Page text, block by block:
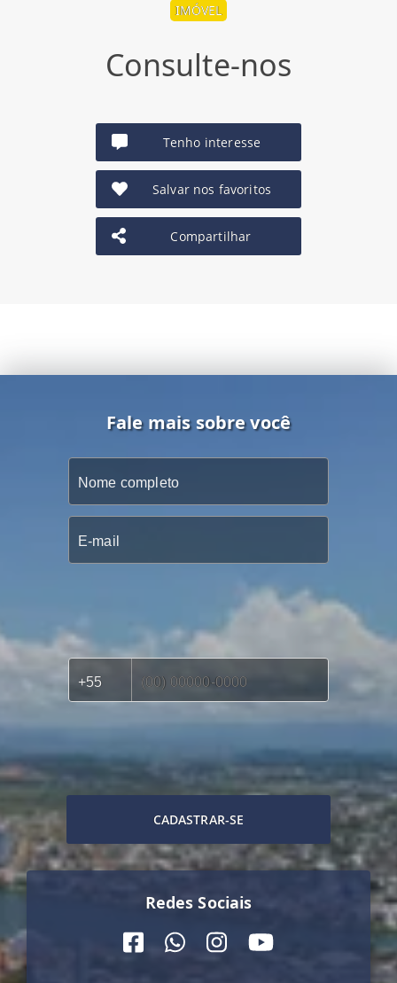
IMÓVEL
Consulte-nos
Tenho interesse
Salvar nos favoritos
Compartilhar
Fale mais sobre você
CADASTRAR-SE
Redes Sociais